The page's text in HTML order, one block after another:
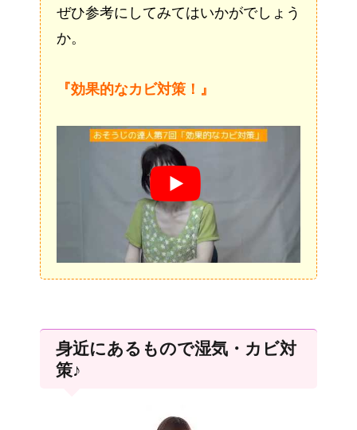
ぜひ参考にしてみてはいかがでしょう
か。
『効果的なカビ対策！』
身近にあるもので湿気・カビ対
策♪